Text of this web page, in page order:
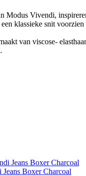
Modus Vivendi,
klassieke snit
van viscose-
Boxer Charcoal